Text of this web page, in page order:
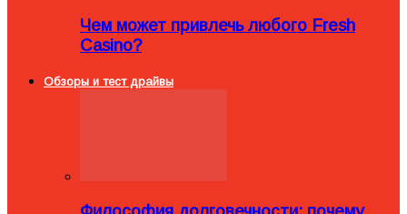
Чем может привлечь любого Fresh
Casino?
Обзоры и тест драйвы